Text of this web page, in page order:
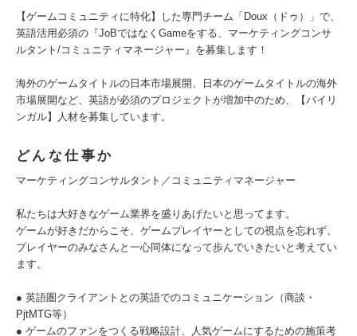
【ゲームコミュニティに特化】した専門チーム「Doux（ドゥ）」で、
英語活用必須の『JoBではなくGameをする、マーケティングコンサ
ルタント/コミュニティマネージャー』を募集します！
海外のゲームタイトルの日本市場展開、日本のゲームタイトルの海外
市場展開など、英語が必須のプロジェクトが増加中のため、【バイリ
ンガル】人材を募集しています。
どんな仕事か
マーケティングコンサルタント／コミュニティマネージャー
私たちは大好きなゲーム業界を盛りあげたいと思ってます。
ゲームが好きだからこそ、ゲームプレイヤーとしての視点を忘れず、
プレイヤーのみなさんと一心同体になって歩んでいきたいと考えてい
ます。
● 英語圏クライアントとの英語でのコミュニケーション（商談・
PjtMTG等）
● ゲームのファンをつくる戦略設計、人気ゲームにするための施策考